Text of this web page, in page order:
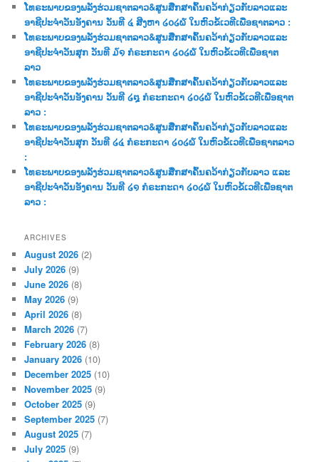
h
ໂທຣະພາບຂອງພລັງຮ່ວມຊາຕລາວ&ສູນສືກສາຄົ້ນຄວ້າກ່ຽວກັບລາວແລະ
ອາຊີປະຈຳວັນອັງຄານ ວັນທີ ໔ ສີງຫາ ໒໐໒໖ ໃນຫົວຂໍ້ເວທີເພື່ອຊາຕລາວ :
ໂທຣະພາບຂອງພລັງຮ່ວມຊາຕລາວ&ສູນສືກສາຄົ້ນຄວ້າກ່ຽວກັບລາວແລະ
ອາຊີປະຈຳວັນສຸກ ວັນທີ ໓໑ ກໍຣະກະດາ ໒໐໒໖ ໃນຫົວຂໍ້ເວທີເພື່ອຊາຕ
ລາວ
ໂທຣະພາບຂອງພລັງຮ່ວມຊາຕລາວ&ສູນສືກສາຄົ້ນຄວ້າກ່ຽວກັບລາວແລະ
ອາຊີປະຈຳວັນອັງຄານ ວັນທີ ໒໘ ກໍຣະກະດາ ໒໐໒໖ ໃນຫົວຂໍ້ເວທີເພື່ອຊາຕ
ລາວ :
ໂທຣະພາບຂອງພລັງຮ່ວມຊາຕລາວ&ສູນສືກສາຄົ້ນຄວ້າກ່ຽວກັບລາວແລະ
ອາຊີປະຈຳວັນສຸກ ວັນທີ ໒໔ ກໍຣະກະດາ ໒໐໒໖ ໃນຫົວຂໍ້ເວທີເພື່ອຊາຕລາວ
:
ໂທຣະພາບຂອງພລັງຮ່ວມຊາຕລາວ&ສູນສືກສາຄົ້ນຄວ້າກ່ຽວກັບລາວ ແລະ
ອາຊີປະຈຳວັນອັງຄານ ວັນທີ ໒໑ ກໍຣະກະດາ ໒໐໒໖ ໃນຫົວຂໍ້ເວທີເພື່ອຊາຕ
ລາວ :
ARCHIVES
August 2026 (2)
July 2026 (9)
June 2026 (8)
May 2026 (9)
April 2026 (8)
March 2026 (7)
February 2026 (8)
January 2026 (10)
December 2025 (10)
November 2025 (9)
October 2025 (9)
September 2025 (7)
August 2025 (7)
July 2025 (9)